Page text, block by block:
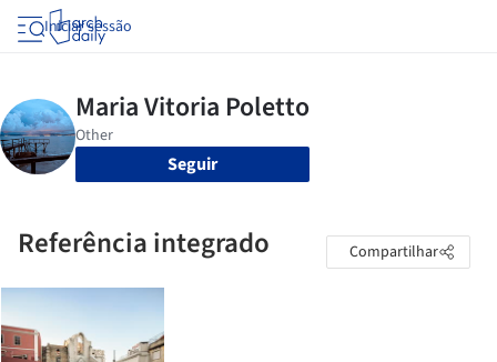
Iniciar sessão
Seguir
Referência integrado Compartilhar